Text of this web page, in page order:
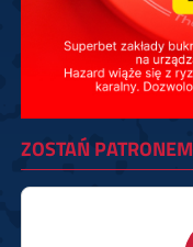
ZOSTAŃ PATRONEM